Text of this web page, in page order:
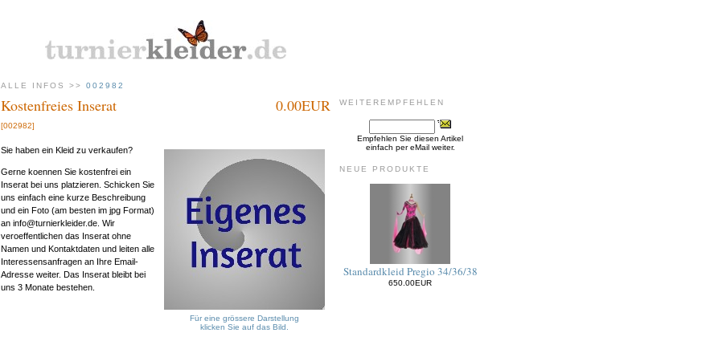
ALLE INFOS >> 002982
Kostenfreies Inserat
[002982]
0.00EUR
Für eine grössere Darstellung
klicken Sie auf das Bild.
Sie haben ein Kleid zu verkaufen?
Gerne koennen Sie kostenfrei ein
Inserat bei uns platzieren. Schicken Sie
uns einfach eine kurze Beschreibung
und ein Foto (am besten im jpg Format)
an info@turnierkleider.de. Wir
veroeffentlichen das Inserat ohne
Namen und Kontaktdaten und leiten alle
Interessensanfragen an Ihre Email-
Adresse weiter. Das Inserat bleibt bei
uns 3 Monate bestehen.
WEITEREMPFEHLEN
Empfehlen Sie diesen Artikel
einfach per eMail weiter.
NEUE PRODUKTE
Standardkleid Pregio 34/36/38
650.00EUR